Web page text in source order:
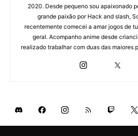
2020. Desde pequeno sou apaixonado
grande paixão por Hack and slash,
recentemente comecei a amar jogos de
geral. Acompanho anime desde
realizado trabalhar com duas das maiores